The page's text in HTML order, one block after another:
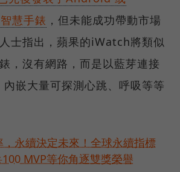
慧手錶 ，但未能成功帶動市場
士指出，蘋果的iWatch將類似
，沒有網路，而是以藍芽連接
嵌大量可探測心跳、呼吸等等
永續決定未來！全球永續指標
MVP等你角逐雙獎榮譽